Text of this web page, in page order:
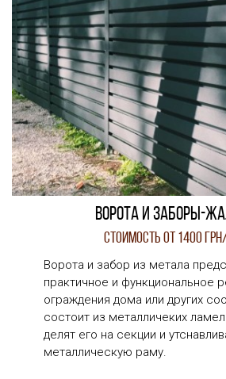
Ворота и заборы-
Стоимость от 1400
Ворота и забор из метала
практичное и функциональное
ограждения дома или других
состоит из металличеких
делят его на секции и
металлическую раму.